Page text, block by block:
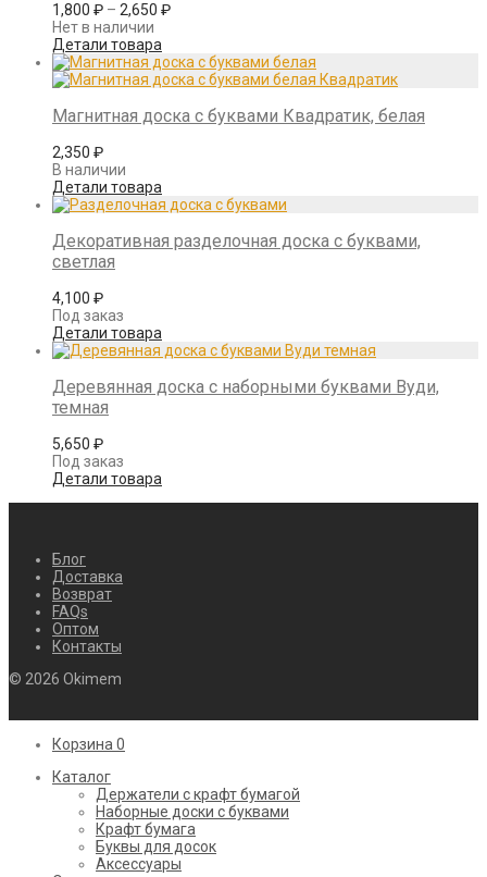
1,800 ₽ – 2,650 ₽
Нет в наличии
Детали товара
Магнитная доска с буквами Квадратик, белая
2,350 ₽
В наличии
Детали товара
Декоративная разделочная доска с буквами,
светлая
4,100 ₽
Под заказ
Детали товара
Деревянная доска с наборными буквами Вуди,
темная
5,650 ₽
Под заказ
Детали товара
Блог
Доставка
Возврат
FAQs
Оптом
Контакты
© 2026 Okimem
Корзина 0
Каталог
Держатели с крафт бумагой
Наборные доски с буквами
Крафт бумага
Буквы для досок
Аксессуары